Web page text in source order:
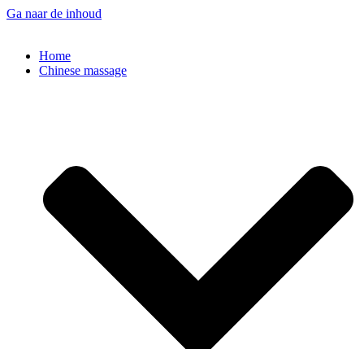
Ga naar de inhoud
Home
Chinese massage